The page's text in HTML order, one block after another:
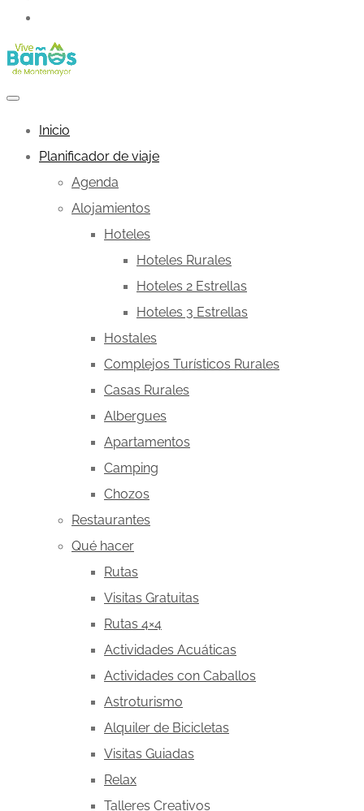
Inicio
Planificador de viaje
Agenda
Alojamientos
Hoteles
Hoteles Rurales
Hoteles 2 Estrellas
Hoteles 3 Estrellas
Hostales
Complejos Turísticos Rurales
Casas Rurales
Albergues
Apartamentos
Camping
Chozos
Restaurantes
Qué hacer
Rutas
Visitas Gratuitas
Rutas 4×4
Actividades Acuáticas
Actividades con Caballos
Astroturismo
Alquiler de Bicicletas
Visitas Guiadas
Relax
Talleres Creativos